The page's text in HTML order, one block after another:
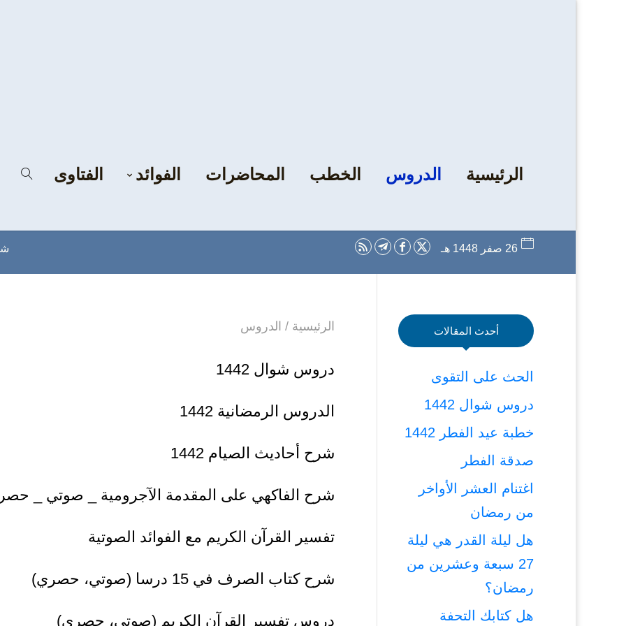
الرئيسية الدروس الخطب المحاضرات الفوائد الفتاوى
26 صفر 1448 هـ
الرئيسية / الدروس
دروس شوال 1442
الدروس الرمضانية 1442
شرح أحاديث الصيام 1442
شرح الفاكهي على المقدمة الآجرومية _ صوتي _
تفسير القرآن الكريم مع الفوائد الصوتية
شرح كتاب الصرف في 15 درسا (صوتي، حصري)
دروس تفسير القرآن الكريم (صوتي، حصري)
أحدث المقالات
الحث على التقوى
دروس شوال 1442
خطبة عيد الفطر 1442
صدقة الفطر
اغتنام العشر الأواخر
من رمضان
هل ليلة القدر هي ليلة
27 سبعة وعشرين من
رمضان؟
هل كتابك التحفة